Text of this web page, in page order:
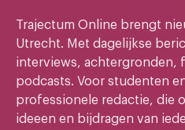
Trajectum Online brengt
Utrecht. Met dagelijkse
interviews, achtergronden,
podcasts. Voor studenten
professionele redactie, die
ideeen en bijdragen van